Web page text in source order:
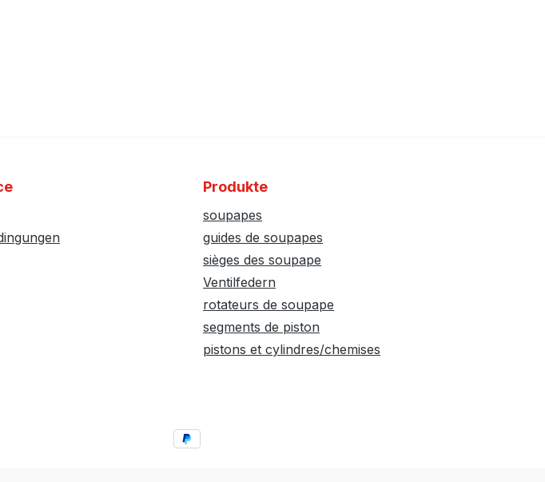
Produkte
soupapes
guides de soupapes
sièges des soupape
Ventilfedern
rotateurs de soupape
segments de piston
pistons et cylindres/chemises